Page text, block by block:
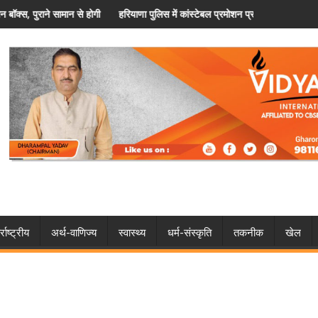
की मददपुलिस में कांस्टेबल प्रमोशन प्रक्रिया शुरू, विशेष कोटे से मिलेगा मौका फरीदाबाद के
अर्थ-वाणिज्य स्वास्थ्य धर्म-संस्कृति तकनीक खेल